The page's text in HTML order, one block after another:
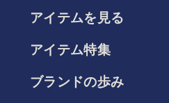
アイテムを見る
アイテム特集
ブランドの歩み